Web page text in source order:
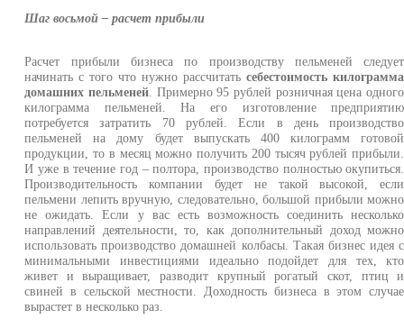
Шаг восьмой – расчет прибыли
Расчет прибыли бизнеса по производству пельменей следует
начинать с того что нужно рассчитатьсебестоимость килограмма
домашних пельменей. Примерно 95 рублей розничная цена одного
килограмма пельменей. На его изготовление предприятию
потребуется затратить 70 рублей. Если в день производство
пельменей на дому будет выпускать 400 килограмм готовой
продукции, то в месяц можно получить 200 тысяч рублей прибыли.
И уже в течение год – полтора, производство полностью окупиться.
Производительность компании будет не такой высокой, если
пельмени лепить вручную, следовательно, большой прибыли можно
не ожидать. Если у вас есть возможность соединить несколько
направлений деятельности, то, как дополнительный доход можно
использовать производство домашней колбасы. Такая бизнес идея с
минимальными инвестициями идеально подойдет для тех, кто
живет и выращивает, разводит крупный рогатый скот, птиц и
свиней в сельской местности. Доходность бизнеса в этом случае
вырастет в несколько раз.